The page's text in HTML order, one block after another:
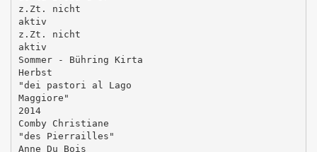
z.Zt. nicht
aktiv
z.Zt. nicht
aktiv
Sommer - Bühring Kirta
Herbst
"dei pastori al Lago
Maggiore"
2014
Comby Christiane
"des Pierrailles"
Anne Du Bois